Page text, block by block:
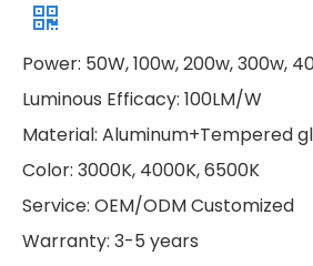
Power: 50W, 100w, 200w, 300w,
Luminous Efficacy: 100LM/W
Material: Aluminum+Tempered
Color: 3000K, 4000K, 6500K
Service: OEM/ODM Customized
Warranty: 3-5 years